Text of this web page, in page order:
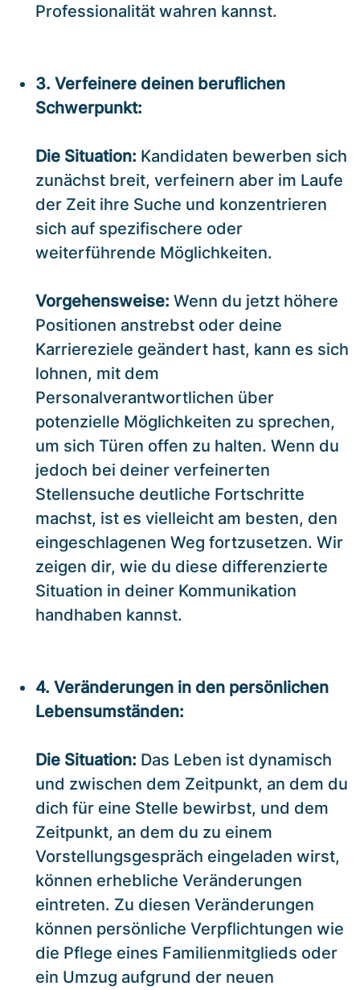
Professionalität wahren kannst.
3. Verfeinere deinen beruflichen
Schwerpunkt:
Die Situation: Kandidaten bewerben sich
zunächst breit, verfeinern aber im Laufe
der Zeit ihre Suche und konzentrieren
sich auf spezifischere oder
weiterführende Möglichkeiten.
Vorgehensweise: Wenn du jetzt höhere
Positionen anstrebst oder deine
Karriereziele geändert hast, kann es sich
lohnen, mit dem
Personalverantwortlichen über
potenzielle Möglichkeiten zu sprechen,
um sich Türen offen zu halten. Wenn du
jedoch bei deiner verfeinerten
Stellensuche deutliche Fortschritte
machst, ist es vielleicht am besten, den
eingeschlagenen Weg fortzusetzen. Wir
zeigen dir, wie du diese differenzierte
Situation in deiner Kommunikation
handhaben kannst.
4. Veränderungen in den persönlichen
Lebensumständen:
Die Situation: Das Leben ist dynamisch
und zwischen dem Zeitpunkt, an dem du
dich für eine Stelle bewirbst, und dem
Zeitpunkt, an dem du zu einem
Vorstellungsgespräch eingeladen wirst,
können erhebliche Veränderungen
eintreten. Zu diesen Veränderungen
können persönliche Verpflichtungen wie
die Pflege eines Familienmitglieds oder
ein Umzug aufgrund der neuen